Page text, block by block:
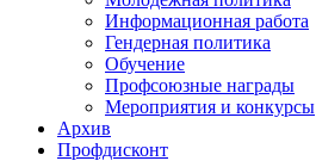
Информационная работа
Гендерная политика
Обучение
Профсоюзные награды
Мероприятия и конкурсы
Архив
Профдисконт